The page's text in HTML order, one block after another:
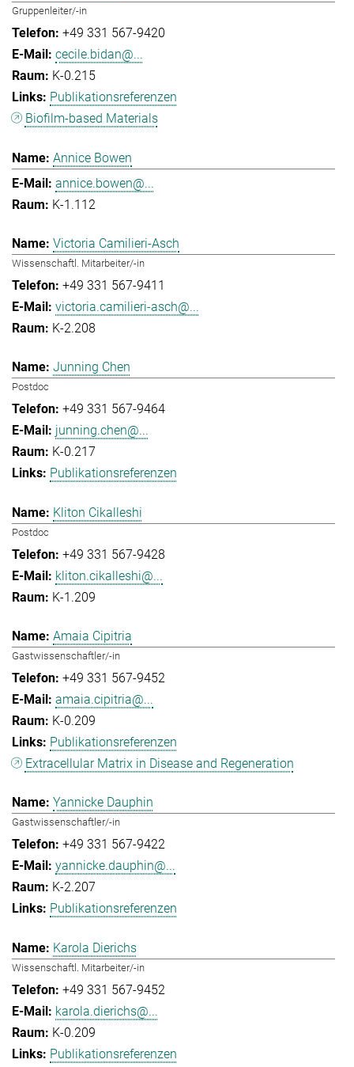
Gruppenleiter/-in
+49 331 567-9420
cecile.bidan@...
K-0.215
Publikationsreferenzen
Biofilm-based Materials
Annice Bowen
annice.bowen@...
K-1.112
Victoria Camilieri-Asch
Wissenschaftl. Mitarbeiter/-in
+49 331 567-9411
victoria.camilieri-asch@...
K-2.208
Junning Chen
Postdoc
+49 331 567-9464
junning.chen@...
K-0.217
Publikationsreferenzen
Kliton Cikalleshi
Postdoc
+49 331 567-9428
kliton.cikalleshi@...
K-1.209
Amaia Cipitria
Gastwissenschaftler/-in
+49 331 567-9452
amaia.cipitria@...
K-0.209
Publikationsreferenzen
Extracellular Matrix in Disease and Regeneration
Yannicke Dauphin
Gastwissenschaftler/-in
+49 331 567-9422
yannicke.dauphin@...
K-2.207
Publikationsreferenzen
Karola Dierichs
Wissenschaftl. Mitarbeiter/-in
+49 331 567-9452
karola.dierichs@...
K-0.209
Publikationsreferenzen